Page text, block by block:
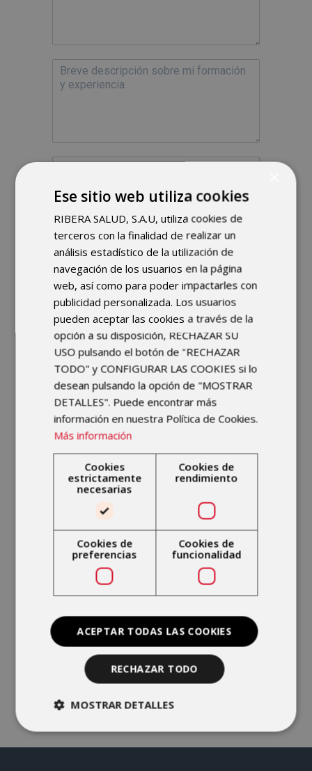
Sube por favor tu Curriculum*
Haz clic o arrastra archivos a esta
área para subirlos.
Puedes subir hasta 3 archivos.
Sube por favor tu Curriculum
Responsable del tratamiento:INSTITUTO
MUSCULO ESQUELETICO EUROPEO S.L
Finalidad:Gestionar las solicitudes de
formación postgrado.
Derechos:El interesado podrá ejercitar en
cualquier momento los derechos de acceso,
portabilidad siguiendo las indicaciones
incluidas en la política de protección de datos.
Más información:
condiciones de lapolítica de privacidad
Enviar
Ese sitio web utiliza cookies
RIBERA SALUD, S.A.U, utiliza cookies de
terceros con la finalidad de realizar un
análisis estadístico de la utilización de
navegación de los usuarios en la página
web, así como para poder impactarles con
publicidad personalizada. Los usuarios
pueden aceptar las cookies a través de la
opción a su disposición, RECHAZAR SU
USO pulsando el botón de "RECHAZAR
TODO" y CONFIGURAR LAS COOKIES si lo
desean pulsando la opción de "MOSTRAR
DETALLES". Puede encontrar más
información en nuestra Política de Cookies.
Más información
Cookies
estrictamente
necesarias
Cookies de
rendimiento
Cookies de
preferencias
Cookies de
funcionalidad
ACEPTAR TODAS LAS COOKIES
RECHAZAR TODO
MOSTRAR DETALLES